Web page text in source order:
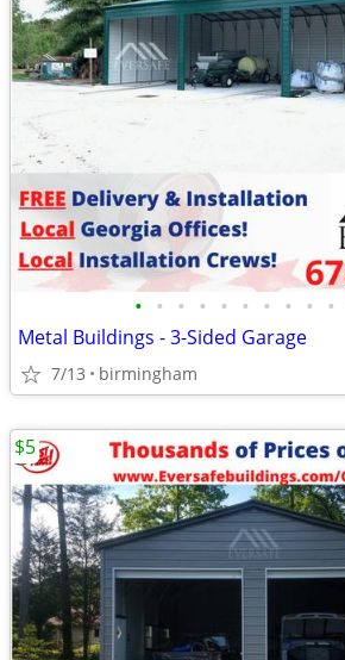
• • • • • • • • • •
Metal Buildings - 3-Sided Garage
7/13 birmingham
$5